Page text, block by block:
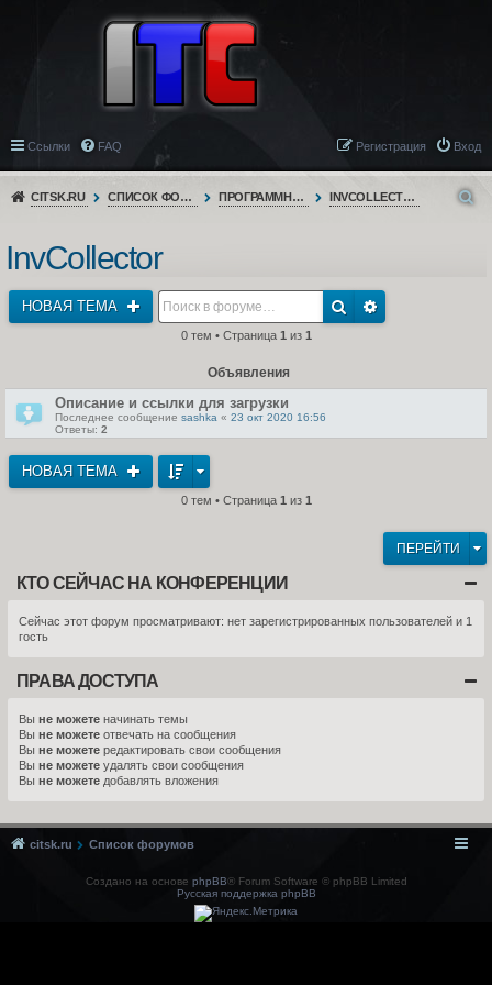
Ссылки FAQ Вход
Регистрация
CITSK.RU СПИСОК ФОРУМОВ ПРОГРАММНОЕ ОБЕСПЕЧЕНИЕ INVCOLLECTOR
InvCollector
НОВАЯ ТЕМА
0 тем • Страница 1 из 1
Объявления
Описание и ссылки для загрузки
Последнее сообщение sashka « 23 окт 2020 16:56
Ответы: 2
НОВАЯ ТЕМА
0 тем • Страница 1 из 1
ПЕРЕЙТИ
КТО СЕЙЧАС НА КОНФЕРЕНЦИИ
Сейчас этот форум просматривают: нет зарегистрированных пользователей и 1
гость
ПРАВА ДОСТУПА
Вы не можете начинать темы
Вы не можете отвечать на сообщения
Вы не можете редактировать свои сообщения
Вы не можете удалять свои сообщения
Вы не можете добавлять вложения
citsk.ru Список форумов
Создано на основе phpBB® Forum Software © phpBB Limited
Русская поддержка phpBB